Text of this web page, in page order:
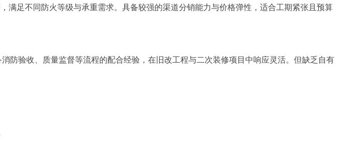
满足不同防火等级与承重需求。具备较强的渠道分销能力与价格弹性，适合工期紧张且预算
防验收、质量监督等流程的配合经验，在旧改工程与二次装修项目中响应灵活。但缺乏自有